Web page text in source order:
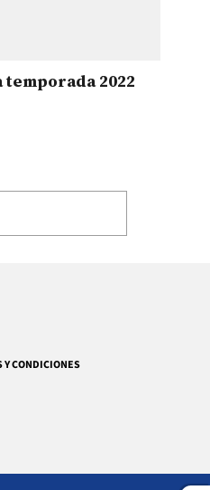
2022
Y CONDICIONES